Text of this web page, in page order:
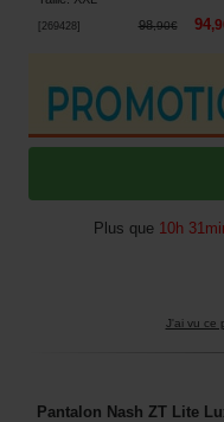
269428 ] 98,90€ 94,
Plus que 10h
J'ai vu ce
Pantalon Nash ZT Lite